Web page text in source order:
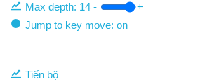
Max depth: 14 -
+
Jump to key move: on
Tiến bộ